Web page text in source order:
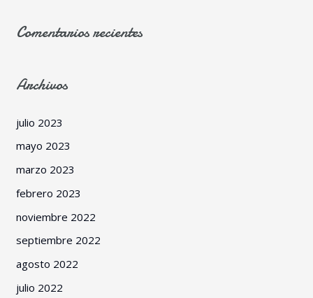
Comentarios recientes
Archivos
julio 2023
mayo 2023
marzo 2023
febrero 2023
noviembre 2022
septiembre 2022
agosto 2022
julio 2022